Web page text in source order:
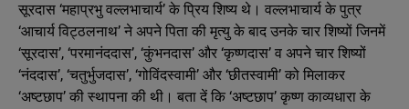
सूरदास ‘महाप्रभु वल्लभाचार्य’ के प्रिय शिष्य थे। वल्लभाचार्य के पुत्र
‘आचार्य विट्ठलनाथ’ ने अपने पिता की मृत्यु के बाद उनके चार शिष्यों जिनमें
‘सूरदास’, ‘परमानंददास’, ‘कुंभनदास’ और ‘कृष्णदास’ व अपने चार शिष्यों
‘नंददास’, ‘चतुर्भुजदास’, ‘गोविंदस्वामी’ और ‘छीतस्वामी’ को मिलाकर
‘अष्टछाप’ की स्थापना की थी। बता दें कि ‘अष्टछाप’ कृष्ण काव्यधारा के